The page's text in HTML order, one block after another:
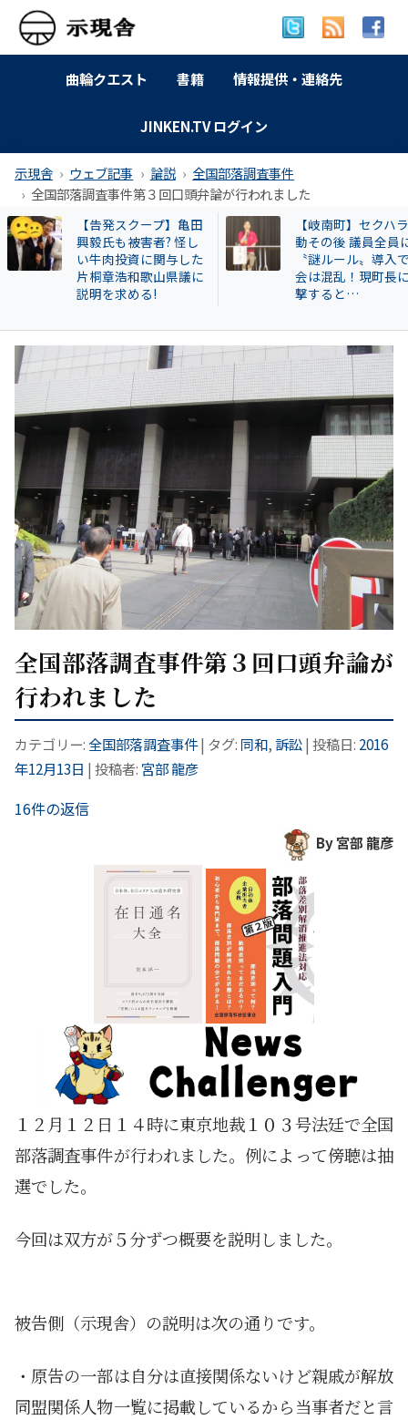
曲輪クエスト 書籍 情報提供・連絡先
JINKEN.TV ログイン
示現舎 ウェブ記事 論説
全国部落調査事件
全国部落調査事件第３回口頭弁論が行われました
【告発スクープ】亀田
興毅氏も被害者? 怪し
い牛肉投資に関与した
片桐章浩和歌山県議に
説明を求める!
【岐南町】セクハ
動その後 議員全員
〝謎ルール〟導入
会は混乱！現町長
撃すると…
全国部落調査事件第３回口頭弁論が
行われました
カテゴリー:全国部落調査事件| タグ: 同和, 訴訟| 投稿日: 2016
年12月13日 | 投稿者: 宮部 龍彦
16件の返信
By 宮部 龍彦
１２月１２日１４時に東京地裁１０３号法廷で全国
部落調査事件が行われました。例によって傍聴は抽
選でした。
今回は双方が５分ずつ概要を説明しました。
被告側（示現舎）の説明は次の通りです。
・原告の一部は自分は直接関係ないけど親戚が解放
同盟関係人物一覧に掲載しているから当事者だと言